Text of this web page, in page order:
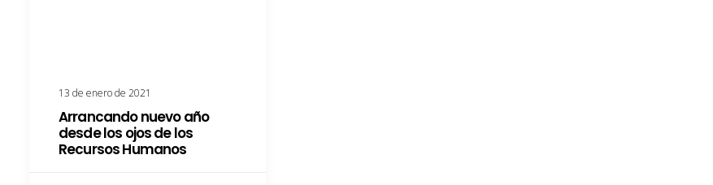
13 de enero de 2021
Arrancando nuevo año
desde los ojos de los
Recursos Humanos